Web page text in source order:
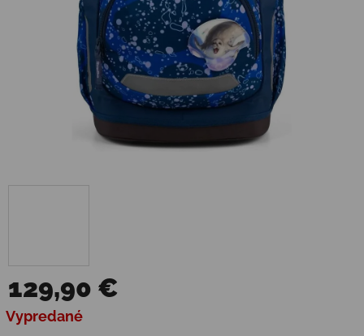
129,90 €
Jednotková cena:
Vypredané